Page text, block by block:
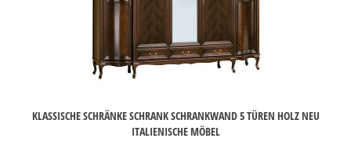
KLASSISCHE SCHRÄNKE SCHRANK SCHRANKWAND 5 TÜREN HOLZ NEU
ITALIENISCHE MÖBEL